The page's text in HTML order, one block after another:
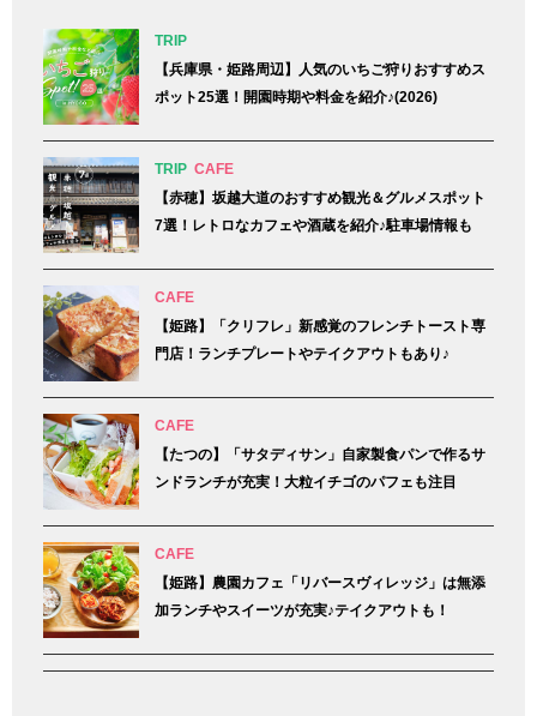
TRIP
【兵庫県・姫路周辺】人気のいちご狩りおすすめス
ポット25選！開園時期や料金を紹介♪(2026)
TRIP CAFE
【赤穂】坂越大道のおすすめ観光＆グルメスポット
7選！レトロなカフェや酒蔵を紹介♪駐車場情報も
CAFE
【姫路】「クリフレ」新感覚のフレンチトースト専
門店！ランチプレートやテイクアウトもあり♪
CAFE
【たつの】「サタディサン」自家製食パンで作るサ
ンドランチが充実！大粒イチゴのパフェも注目
CAFE
【姫路】農園カフェ「リバースヴィレッジ」は無添
加ランチやスイーツが充実♪テイクアウトも！